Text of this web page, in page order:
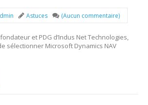
Astuces (Aucun commentaire)
et PDG d’Indus Net Technologies,
sélectionner Microsoft Dynamics NAV